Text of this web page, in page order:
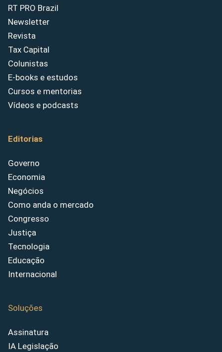
RT PRO Brazil
Newsletter
Revista
Tax Capital
Colunistas
E-books e estudos
Cursos e mentorias
Vídeos e podcasts
Editorias
Governo
Economia
Negócios
Como anda o mercado
Congresso
Justiça
Tecnologia
Educação
Internacional
Soluções
Assinatura
IA Legislação